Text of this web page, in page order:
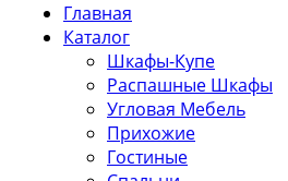
Главная
Каталог
Шкафы-Купе
Распашные Шкафы
Угловая Мебель
Прихожие
Гостиные